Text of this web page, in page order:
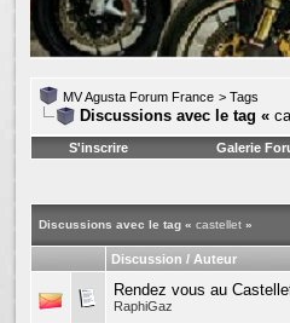
MV Agusta Forum France > Tags
Discussions avec le tag «
S'inscrire Galerie
Discussions avec le tag « castellet »
Discussion / Auteur
Rendez vous au
RaphiGaz